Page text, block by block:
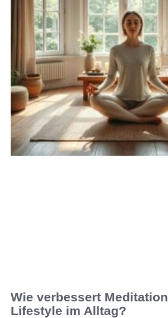
Wie verbessert
Lifestyle im Alltag?